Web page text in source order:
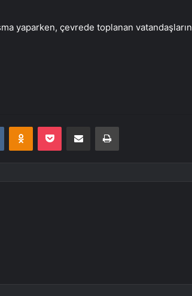
yaparken, çevrede toplanan vatandaşların
VKontakteOdnoklassniki
Pocket E-Posta ile paylaş Yazdır